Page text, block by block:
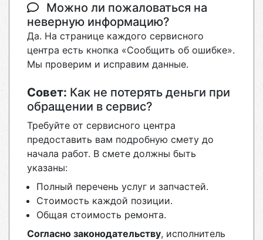
Можно ли пожаловаться на
неверную информацию?
Да. На странице каждого сервисного
центра есть кнопка «Сообщить об ошибке».
Мы проверим и исправим данные.
Совет: Как не потерять деньги при
обращении в сервис?
Требуйте от сервисного центра
предоставить вам подробную смету до
начала работ. В смете должны быть
указаны:
Полный перечень услуг и запчастей.
Стоимость каждой позиции.
Общая стоимость ремонта.
Согласно законодательству, исполнитель